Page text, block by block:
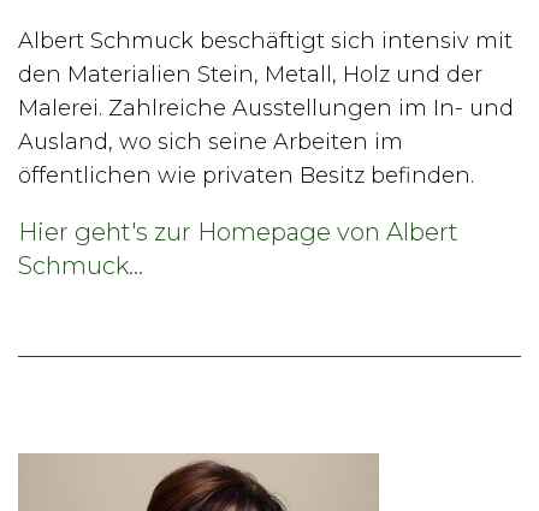
Albert Schmuck beschäftigt sich intensiv mit
den Materialien Stein, Metall, Holz und der
Malerei. Zahlreiche Ausstellungen im In- und
Ausland, wo sich seine Arbeiten im
öffentlichen wie privaten Besitz befinden.
Hier geht's zur Homepage von Albert
Schmuck...